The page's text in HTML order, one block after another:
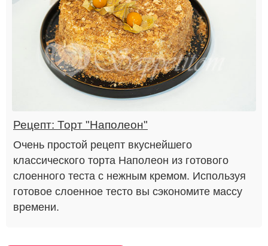
Рецепт: Торт "Наполеон"
Очень простой рецепт вкуснейшего
классического торта Наполеон из готового
слоенного теста с нежным кремом. Используя
готовое слоенное тесто вы сэкономите массу
времени.